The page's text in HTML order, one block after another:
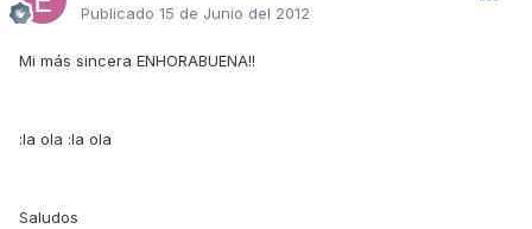
Publicado 15 de Junio del 2012
Mi más sincera ENHORABUENA!!
:la ola :la ola
Saludos